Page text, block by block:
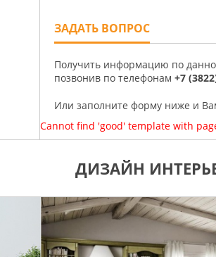
ЗАДАТЬ ВОПРОС
Получить информацию по
позвонив по телефонам +7
Или заполните форму ниже и
Cannot find 'good' template with
ДИЗАЙН